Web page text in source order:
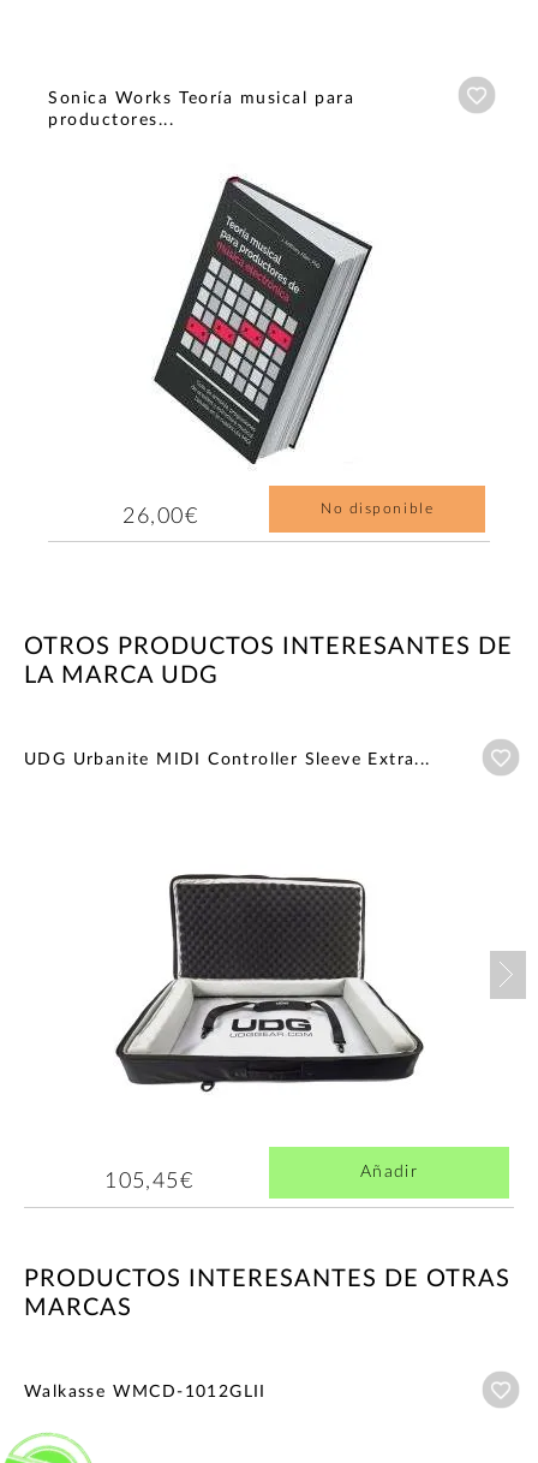
Sonica Works Teoría musical para
productores...
26,00€ No disponible
OTROS PRODUCTOS INTERESANTES DE
LA MARCA UDG
UDG Urbanite MIDI Controller Sleeve Extra...
105,45€ Añadir
PRODUCTOS INTERESANTES DE OTRAS
MARCAS
Walkasse WMCD-1012GLII